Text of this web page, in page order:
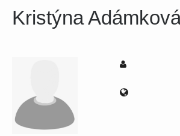
Kristýna